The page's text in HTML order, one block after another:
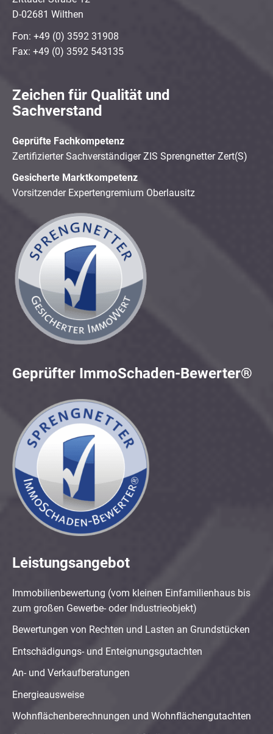
D-02681 Wilthen
Fon: +49 (0) 3592 31908
Fax: +49 (0) 3592 543135
Zeichen für Qualität und
Sachverstand
Geprüfte Fachkompetenz
Zertifizierter Sachverständiger ZIS Sprengnetter Zert(S)
Gesicherte Marktkompetenz
Vorsitzender Expertengremium Oberlausitz
Geprüfter ImmoSchaden-Bewerter®
Leistungsangebot
Immobilienbewertung (vom kleinen Einfamilienhaus bis
zum großen Gewerbe- oder Industrieobjekt)
Bewertungen von Rechten und Lasten an Grundstücken
Entschädigungs- und Enteignungsgutachten
An- und Verkaufberatungen
Energieausweise
Wohnflächenberechnungen und Wohnflächengutachten